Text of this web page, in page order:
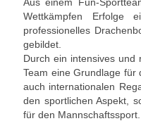
Mitgliedschaft
Historie
Vereinskleidung
Unser Angebot
Wettkämpfen Erfolge
professionelles
gebildet.
Durch ein intensives und
Team eine Grundlage für
auch internationalen
den sportlichen Aspekt,
für den Mannschaftssport.